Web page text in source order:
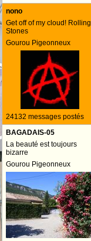
nono
Get off of my cloud! Rolling
Stones
Gourou Pigeonneux
24132 messages postés
BAGADAIS-05
La beauté est toujours
bizarre
Gourou Pigeonneux